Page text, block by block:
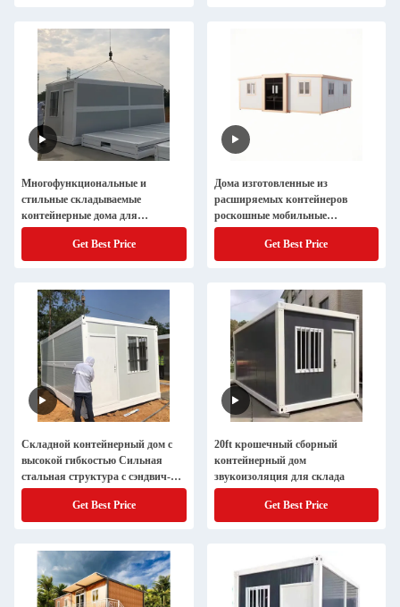
Многофункциональные и
стильные складываемые
контейнерные дома для
различных условий
Get Best Price
Дома изготовленные из
расширяемых контейнеров
роскошные мобильные
водонепроницаемые и
пылезащитныеGet Best Price
Складной контейнерный дом с
высокой гибкостью Сильная
стальная структура с сэндвич-
панелью из каменной шерсти для
универсального дизайна
Get Best Price
20ft крошечный сборный
контейнерный дом
звукоизоляция для склада
Get Best Price